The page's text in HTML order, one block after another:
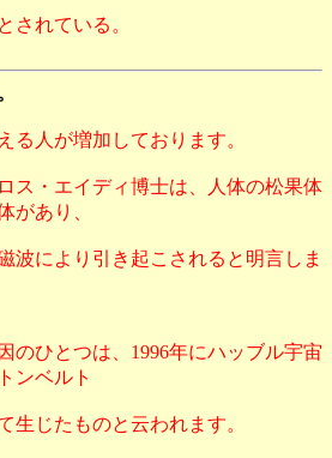
されている。
る人が増加しております。
ス・エイディ博士は、人体の松果体
があり、
波により引き起こされると明言しま
のひとつは、1996年にハッブル宇宙
ンベルト
生じたものと云われます。